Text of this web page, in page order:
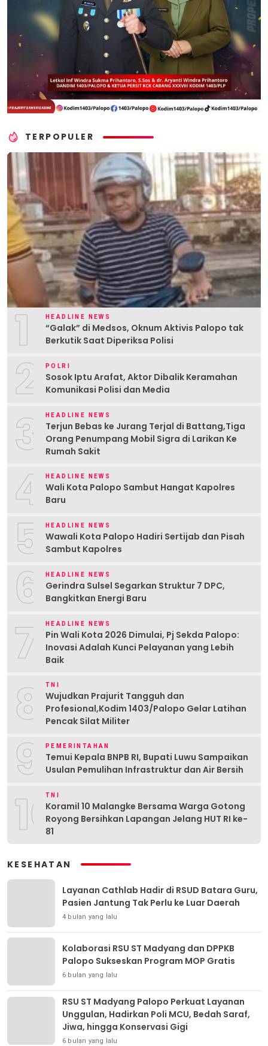
TERPOPULER
1 HEADLINE NEWS
“Galak” di Medsos, Oknum Aktivis Palopo tak
Berkutik Saat Diperiksa Polisi
2 POLRI
Sosok Iptu Arafat, Aktor Dibalik Keramahan
Komunikasi Polisi dan Media
3 HEADLINE NEWS
Terjun Bebas ke Jurang Terjal di Battang,Tiga
Orang Penumpang Mobil Sigra di Larikan Ke
Rumah Sakit
4 HEADLINE NEWS
Wali Kota Palopo Sambut Hangat Kapolres
Baru
5 HEADLINE NEWS
Wawali Kota Palopo Hadiri Sertijab dan Pisah
Sambut Kapolres
6 HEADLINE NEWS
Gerindra Sulsel Segarkan Struktur 7 DPC,
Bangkitkan Energi Baru
7 HEADLINE NEWS
Pin Wali Kota 2026 Dimulai, Pj Sekda Palopo:
Inovasi Adalah Kunci Pelayanan yang Lebih
Baik
8 TNI
Wujudkan Prajurit Tangguh dan
Profesional,Kodim 1403/Palopo Gelar Latihan
Pencak Silat Militer
9 PEMERINTAHAN
Temui Kepala BNPB RI, Bupati Luwu Sampaikan
Usulan Pemulihan Infrastruktur dan Air Bersih
10
TNI
Koramil 10 Malangke Bersama Warga Gotong
Royong Bersihkan Lapangan Jelang HUT RI ke-
81
KESEHATAN
Layanan Cathlab Hadir di RSUD Batara Guru,
Pasien Jantung Tak Perlu ke Luar Daerah
4 bulan yang lalu
Kolaborasi RSU ST Madyang dan DPPKB
Palopo Sukseskan Program MOP Gratis
6 bulan yang lalu
RSU ST Madyang Palopo Perkuat Layanan
Unggulan, Hadirkan Poli MCU, Bedah Saraf,
Jiwa, hingga Konservasi Gigi
6 bulan yang lalu